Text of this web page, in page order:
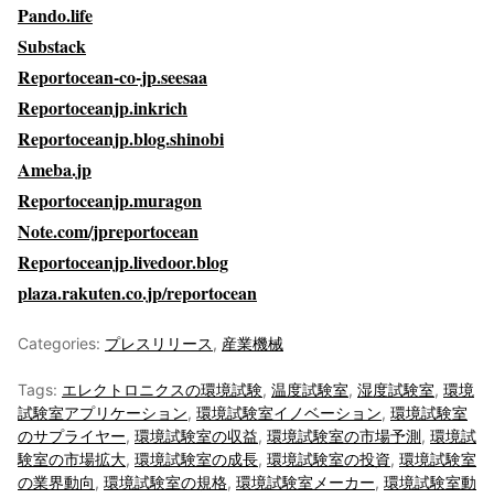
Pando.life
Substack
Reportocean-co-jp.seesaa
Reportoceanjp.inkrich
Reportoceanjp.blog.shinobi
Ameba.jp
Reportoceanjp.muragon
Note.com/jpreportocean
Reportoceanjp.livedoor.blog
plaza.rakuten.co.jp/reportocean
Categories: プレスリリース, 産業機械
Tags: エレクトロニクスの環境試験, 温度試験室, 湿度試験室, 環境
試験室アプリケーション, 環境試験室イノベーション, 環境試験室
のサプライヤー, 環境試験室の収益, 環境試験室の市場予測, 環境試
験室の市場拡大, 環境試験室の成長, 環境試験室の投資, 環境試験室
の業界動向, 環境試験室の規格, 環境試験室メーカー, 環境試験室動